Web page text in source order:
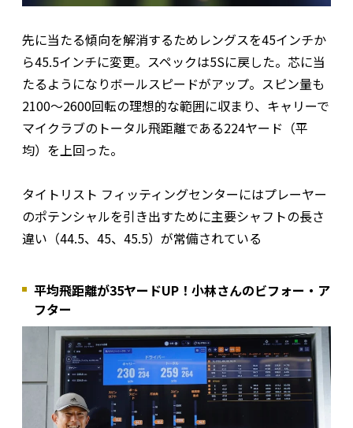
先に当たる傾向を解消するためレングスを45インチか
ら45.5インチに変更。スペックは5Sに戻した。芯に当
たるようになりボールスピードがアップ。スピン量も
2100〜2600回転の理想的な範囲に収まり、キャリーで
マイクラブのトータル飛距離である224ヤード（平
均）を上回った。
タイトリスト フィッティングセンターにはプレーヤー
のポテンシャルを引き出すために主要シャフトの長さ
違い（44.5、45、45.5）が常備されている
平均飛距離が35ヤードUP！小林さんのビフォー・ア
フター